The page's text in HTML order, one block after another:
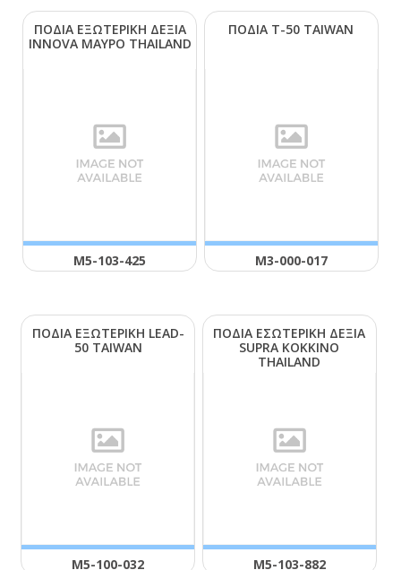
ΠΟΔΙΑ ΕΞΩΤΕΡΙΚΗ ΔΕΞΙΑ
ΙΝΝΟVΑ ΜΑΥΡΟ ΤΗΑΙLΑΝD
Μ5-103-425
ΠΟΔΙΑ Τ-50 ΤΑΙWΑΝ
Μ3-000-017
ΠΟΔΙΑ ΕΞΩΤΕΡΙΚΗ LΕΑD-
50 ΤΑΙWΑΝ
Μ5-100-032
ΠΟΔΙΑ ΕΣΩΤΕΡΙΚΗ ΔΕΞΙΑ
SUΡRΑ ΚΟΚΚΙΝΟ
ΤΗΑΙLΑΝD
Μ5-103-882